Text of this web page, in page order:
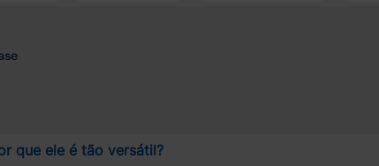
que ele é tão versátil?